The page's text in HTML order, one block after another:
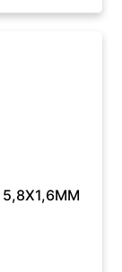
5,8X1,6MM